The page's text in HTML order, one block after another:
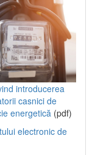
introducerea
casnici de
energetică (pdf)
electronic de